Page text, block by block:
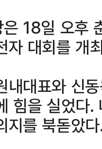
18일 오후
자 대회를 개
내대표와 신
힘을 실었다
지를 북돋았